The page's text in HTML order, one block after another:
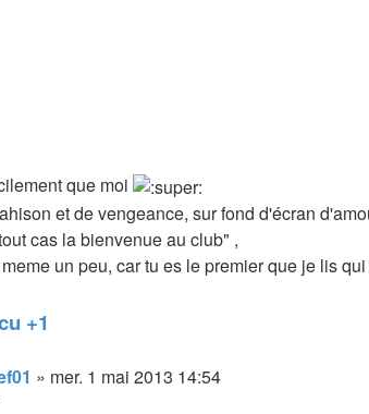
que moi
et de vengeance, sur fond d'écran
cas la bienvenue au club" ,
un peu, car tu es le premier que je lis
+1
» mer. 1 mai 2013 14:54